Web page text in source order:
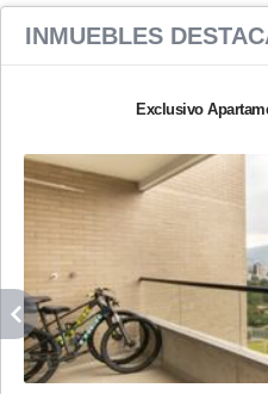
INMUEBLES
Exclusivo